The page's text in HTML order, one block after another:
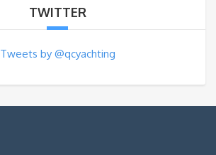
TWITTER
Tweets by @qcyachting